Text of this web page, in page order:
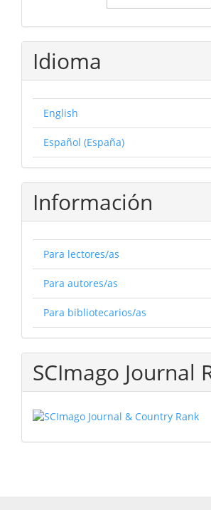
Idioma
English
Español (España)
Información
Para lectores/as
Para autores/as
Para bibliotecarios/as
SCImago Journal